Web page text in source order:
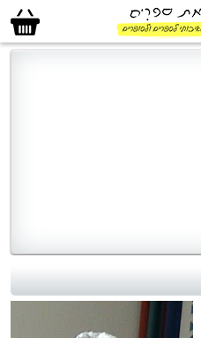
סל
הקניות
שלי